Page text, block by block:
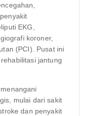
EKG,
koroner,
(PCI). Pusat ini
jantung
mulai dari sakit
dan penyakit